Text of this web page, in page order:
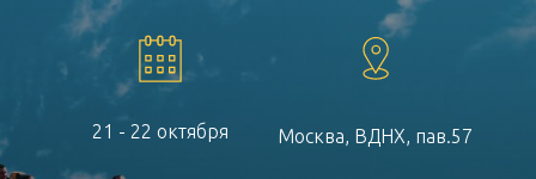
21 - 22 октября Москва, ВДНХ, пав.57